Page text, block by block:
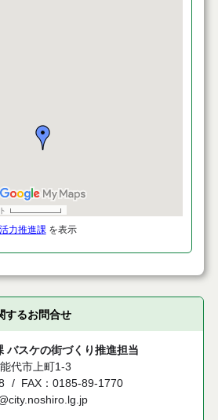
力推進課を表示
するお問合せ
バスケの街づくり推進担当
代市上町1-3
FAX：0185-89-1770